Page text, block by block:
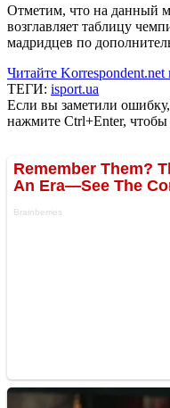
Отметим, что на данный
возглавляет таблицу
мадридцев по
Читайте
ТЕГИ: isport.ua
Если вы заметили
нажмите Ctrl+Enter,